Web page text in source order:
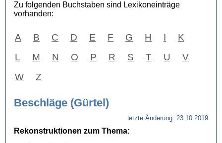
Zu folgenden Buchstaben sind Lexikoneinträge
vorhanden:
A B C D E F G H I
K
L
M N O P R S T U
V
W
Z
Beschläge (Gürtel)
letzte Änderung: 23.10.2019
Rekonstruktionen zum Thema: